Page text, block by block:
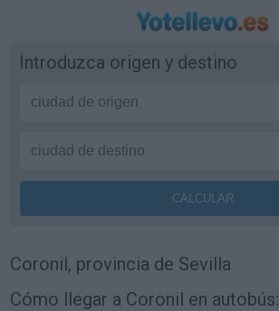
Introduzca origen y destino
Coronil, provincia de Sevilla
Cómo llegar a Coronil en autobús: